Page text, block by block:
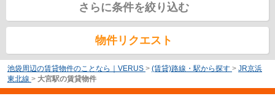
さらに条件を絞り込む
物件リクエスト
池袋周辺の賃貸物件のことなら｜VERUS > (賃貸)路線・駅から探す > JR京浜
東北線 > 大宮駅の賃貸物件